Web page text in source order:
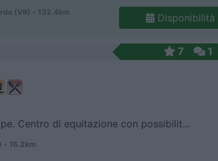
(VR) - 132.4km
Disponibilità
7 1
Centro di equitazione con possibilit...
- 16.2km